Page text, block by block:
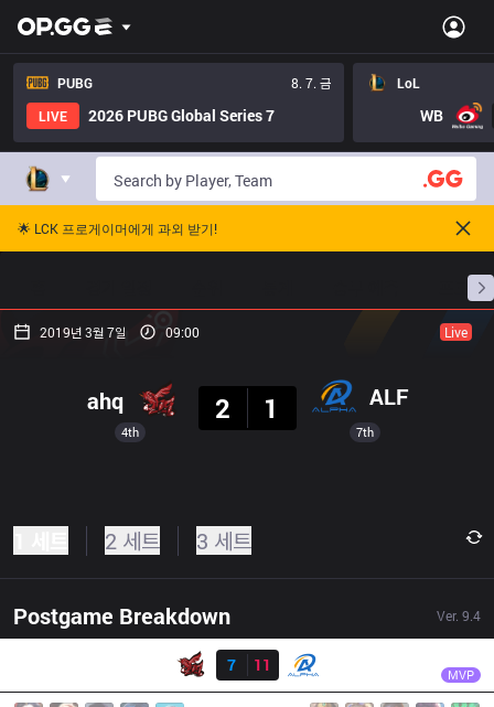
PUBG
8. 7. 금
LIVE
2026 PUBG Global Series 7
LoL
WB
🌟 LCK 프로게이머에게 과외 받기!
프로빌
2019년 3월 7일 09:00 Live
4th
ahq
2
1 ALF
7th
2 세트 3 세트
Postgame Breakdown Ver. 9.4
7
11 MVP